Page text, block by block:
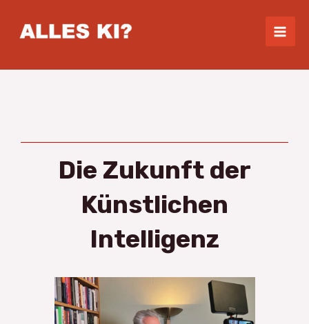
content
Die Zukunft der
Künstlichen
Intelligenz